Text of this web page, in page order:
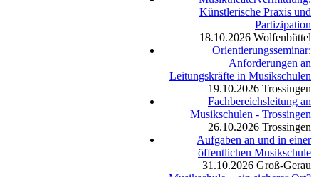
Künstlerische Praxis und
Partizipation
18.10.2026 Wolfenbüttel
Orientierungsseminar:
Anforderungen an
Leitungskräfte in Musikschulen
19.10.2026 Trossingen
Fachbereichsleitung an
Musikschulen - Trossingen
26.10.2026 Trossingen
Aufgaben an und in einer
öffentlichen Musikschule
31.10.2026 Groß-Gerau